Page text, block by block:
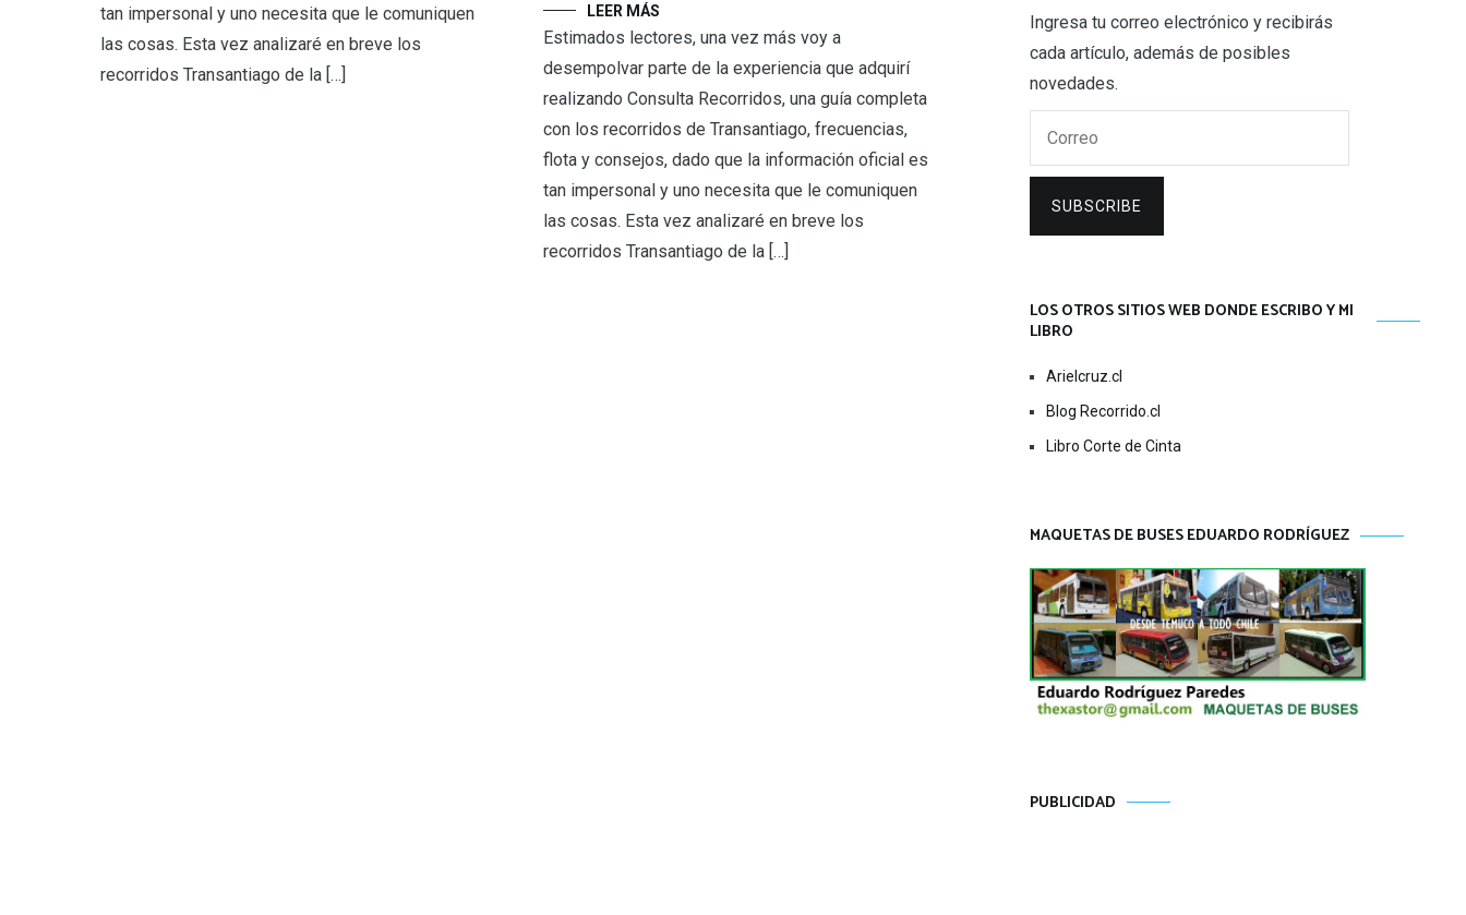
tan impersonal y uno necesita que le comuniquen
las cosas. Esta vez analizaré en breve los
recorridos Transantiago de la […]
LEER MÁS
Estimados lectores, una vez más voy a
desempolvar parte de la experiencia que adquirí
realizando Consulta Recorridos, una guía completa
con los recorridos de Transantiago, frecuencias,
flota y consejos, dado que la información oficial es
tan impersonal y uno necesita que le comuniquen
las cosas. Esta vez analizaré en breve los
recorridos Transantiago de la […]
Ingresa tu correo electrónico y recibirás
cada artículo, además de posibles
novedades.
SUBSCRIBE
LOS OTROS SITIOS WEB DONDE ESCRIBO Y MI
LIBRO
Arielcruz.cl
Blog Recorrido.cl
Libro Corte de Cinta
MAQUETAS DE BUSES EDUARDO RODRÍGUEZ
PUBLICIDAD